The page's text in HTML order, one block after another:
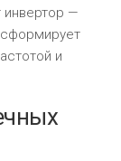
инвертор —
и